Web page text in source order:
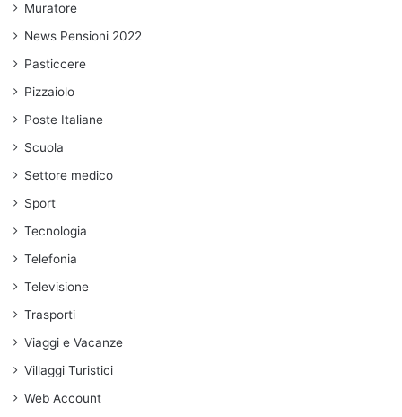
Muratore
News Pensioni 2022
Pasticcere
Pizzaiolo
Poste Italiane
Scuola
Settore medico
Sport
Tecnologia
Telefonia
Televisione
Trasporti
Viaggi e Vacanze
Villaggi Turistici
Web Account